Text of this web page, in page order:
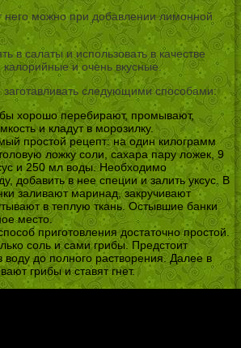
него можно при добавлении лимонной
в салаты и использовать в качестве
калорийные и очень вкусные.
следующими способами:
хорошо перебирают, промывают,
и кладут в морозилку.
простой рецепт: на один килограмм
ложку соли, сахара пару ложек, 9
и 250 мл воды. Необходимо
добавить в нее специи и залить уксус. В
заливают маринад, закручивают
в теплую ткань. Остывшие банки
место.
приготовления достаточно простой.
соль и сами грибы. Предстоит
воду до полного растворения. Далее в
грибы и ставят гнет.